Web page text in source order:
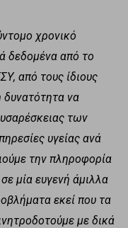
χρονικό
δεδομένα από το
από τους ίδιους
δυνατότητα να
των
υγείας ανά
την πληροφορία
μία ευγενή άμιλλα
εκεί που τα
με δικά